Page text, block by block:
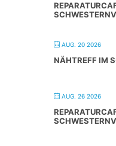
AUG. 20 2026
NÄHTREFF IM
AUG. 26 2026